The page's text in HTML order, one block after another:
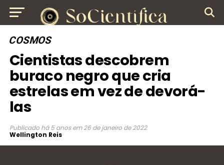
COSMOS
Cientistas descobrem
buraco negro que cria
estrelas em vez de devorá-
las
Publicado há 5 anos em 26 de janeiro de 2022
Wellington Reis